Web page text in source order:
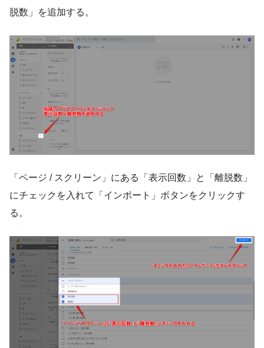
脱数」を追加する。
「ページ / スクリーン」にある「表示回数」と「離脱数」
にチェックを入れて「インポート」ボタンをクリックす
る。